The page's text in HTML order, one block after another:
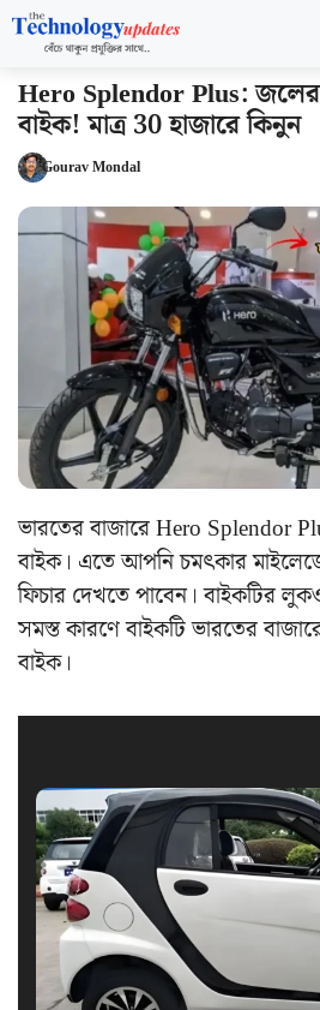
Skip
content
Hero Splendor Plus: জলের
বাইক! মাত্র 30 হাজারে কিনুন
Gourav Mondal
ভারতের বাজারে Hero Splendor
বাইক। এতে আপনি চমৎকার
ফিচার দেখতে পাবেন। বাইকটির
সমস্ত কারণে বাইকটি ভারতের
বাইক।